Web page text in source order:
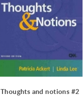
Thoughts and notions #2